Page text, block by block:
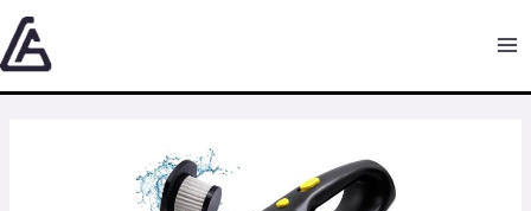
Aller
au
contenu